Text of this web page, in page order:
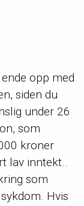
opp med
siden du
under 26
som
kroner
lav inntekt..
som
Hvis